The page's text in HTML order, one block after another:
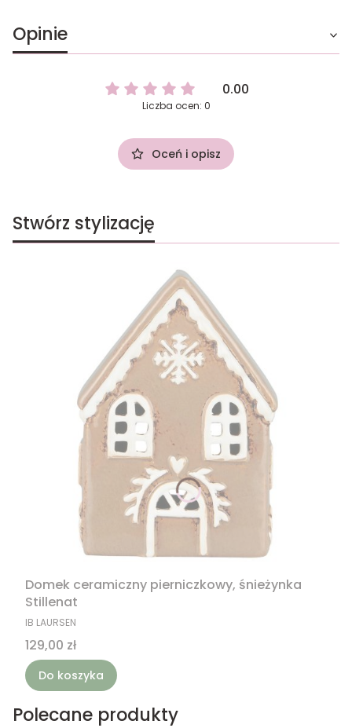
Opinie
0.00
Liczba ocen: 0
Oceń i opisz
Stwórz stylizację
Domek ceramiczny pierniczkowy, śnieżynka
Stillenat
PRODUCENT
IB LAURSEN
Cena
129,00 zł
Do koszyka
Polecane produkty